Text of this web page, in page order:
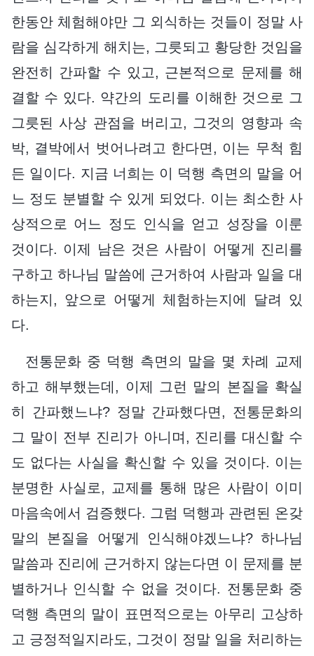
한동안 체험해야만 그 외식하는 것들이 정말 사
람을 심각하게 해치는, 그릇되고 황당한 것임을
완전히 간파할 수 있고, 근본적으로 문제를 해
결할 수 있다. 약간의 도리를 이해한 것으로 그
그릇된 사상 관점을 버리고, 그것의 영향과 속
박, 결박에서 벗어나려고 한다면, 이는 무척 힘
든 일이다. 지금 너희는 이 덕행 측면의 말을 어
느 정도 분별할 수 있게 되었다. 이는 최소한 사
상적으로 어느 정도 인식을 얻고 성장을 이룬
것이다. 이제 남은 것은 사람이 어떻게 진리를
구하고 하나님 말씀에 근거하여 사람과 일을 대
하는지, 앞으로 어떻게 체험하는지에 달려 있
다.
전통문화 중 덕행 측면의 말을 몇 차례 교제
하고 해부했는데, 이제 그런 말의 본질을 확실
히 간파했느냐? 정말 간파했다면, 전통문화의
그 말이 전부 진리가 아니며, 진리를 대신할 수
도 없다는 사실을 확신할 수 있을 것이다. 이는
분명한 사실로, 교제를 통해 많은 사람이 이미
마음속에서 검증했다. 그럼 덕행과 관련된 온갖
말의 본질을 어떻게 인식해야겠느냐? 하나님
말씀과 진리에 근거하지 않는다면 이 문제를 분
별하거나 인식할 수 없을 것이다. 전통문화 중
덕행 측면의 말이 표면적으로는 아무리 고상하
고 긍정적일지라도, 그것이 정말 일을 처리하는